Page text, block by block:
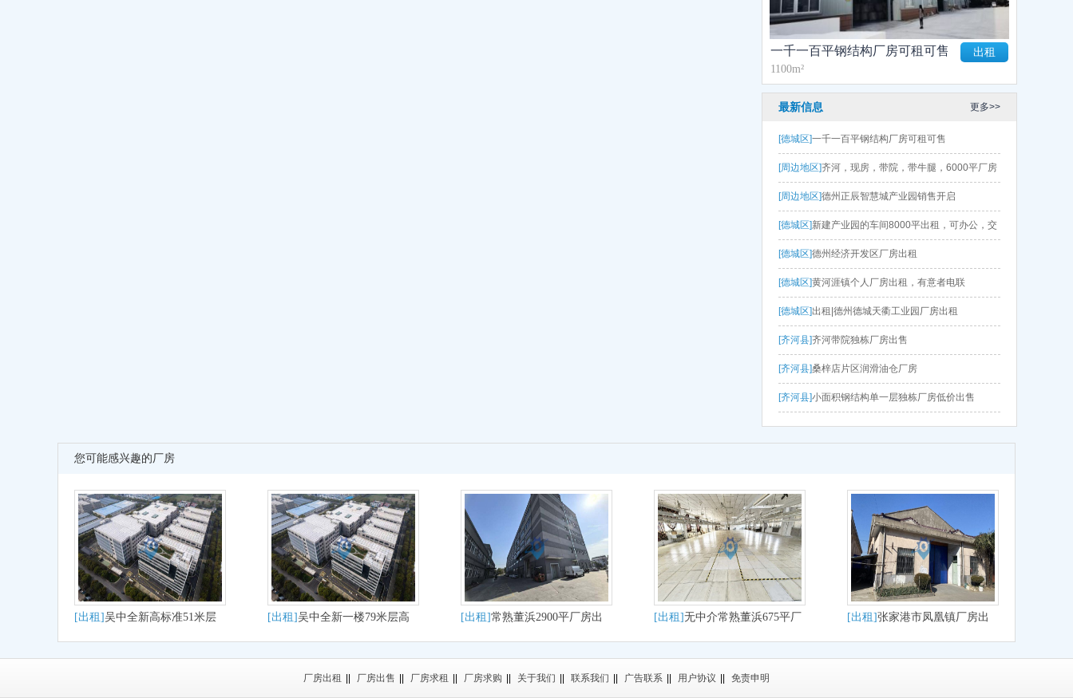
一千一百平钢结构厂房可租可售
1100m²
出租
最新信息 更多>>
[德城区]一千一百平钢结构厂房可租可售
[周边地区]齐河，现房，带院，带牛腿，6000平厂房
出售 层高9.5
[周边地区]德州正辰智慧城产业园销售开启
[德城区]新建产业园的车间8000平出租，可办公，交
通便利
[德城区]德州经济开发区厂房出租
[德城区]黄河涯镇个人厂房出租，有意者电联
[德城区]出租|德州德城天衢工业园厂房出租
[齐河县]齐河带院独栋厂房出售
[齐河县]桑梓店片区润滑油仓厂房
[齐河县]小面积钢结构单一层独栋厂房低价出售
您可能感兴趣的厂房
[出租]吴中全新高标准51米层
高出租
[出租]吴中全新一楼79米层高
厂房出租
[出租]常熟董浜2900平厂房出
租适合纺织布料圆机经编轻工
[出租]无中介常熟董浜675平厂
房二楼服装仓储电商纺织电子
[出租]张家港市凤凰镇厂房出
租
厂房出租 厂房出售 厂房求租 厂房求购 关于我们 联系我们 广告联系 用户协议 免责申明